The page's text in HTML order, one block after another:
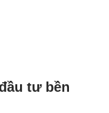
tư bền